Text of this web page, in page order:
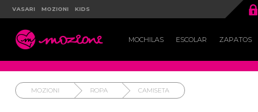
VASARI MOZIONI KIDS 
 MOCHILAS ESCOLAR ZAPATOS
MOZIONI ROPA CAMISETA